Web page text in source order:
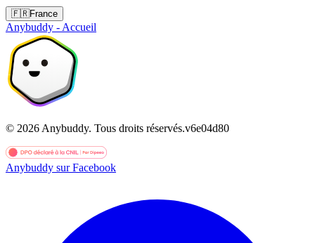
🇫🇷France
Anybuddy - Accueil
© 2026 Anybuddy. Tous droits réservés.v6e04d80
Anybuddy sur Facebook